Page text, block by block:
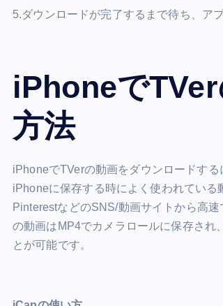
5.ダウンロードが完了するまで待ち、ア
iPhoneで
方法
iPhoneでTVerの動画をダウンロードす
iPhoneに保存する時によく使われている
PinterestなどのSNS/動画サイトから高
の動画はMP4でカメラロールに保存され
とが可能です。